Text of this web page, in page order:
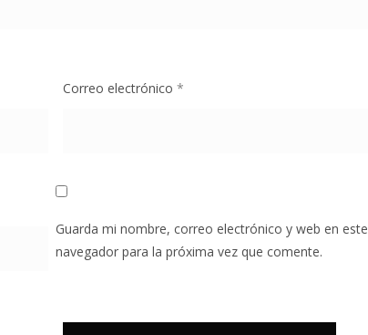
Correo electrónico *
Guarda mi nombre, correo electrónico y web en este
navegador para la próxima vez que comente.